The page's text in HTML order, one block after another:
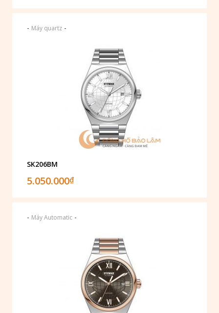
- Máy quartz -
SK206BM
5.050.000₫
- Máy Automatic -